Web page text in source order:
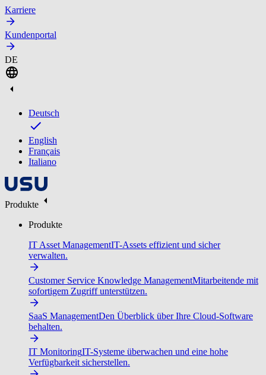
Karriere
Kundenportal
DE
Deutsch
English
Français
Italiano
Produkte
Produkte
IT Asset ManagementIT-Assets effizient und sicher
verwalten.
Customer Service Knowledge ManagementMitarbeitende mit
sofortigem Zugriff unterstützen.
SaaS ManagementDen Überblick über Ihre Cloud-Software
behalten.
IT MonitoringIT-Systeme überwachen und eine hohe
Verfügbarkeit sicherstellen.